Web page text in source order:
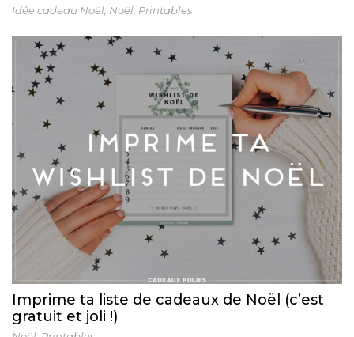
Idée cadeau Noël Noël Printables
Imprime ta liste de cadeaux de Noël (c’est
gratuit et joli !)